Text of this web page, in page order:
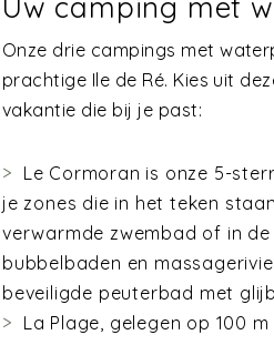
Onze drie campings met
prachtige Ile de Ré. Kies uit
vakantie die bij je past:
Le Cormoran is onze 5-
je zones die in het teken
verwarmde zwembad of in
bubbelbaden en
beveiligde peuterbad met
La Plage, gelegen op 100